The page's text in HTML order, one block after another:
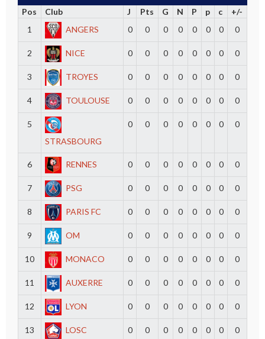
Pos Club J Pts G N P p c
+/-
1
ANGERS 0 0 0 0 0 0 0 0
2 NICE 0 0 0 0 0 0 0 0
3 TROYES 0 0 0 0 0 0 0 0
4 TOULOUSE 0 0 0 0 0 0 0 0
5
STRASBOURG
0 0 0 0 0 0 0 0
6 RENNES 0 0 0 0 0 0 0 0
7 PSG 0 0 0 0 0 0 0 0
8 PARIS FC 0 0 0 0 0 0 0 0
9 OM 0 0 0 0 0 0 0 0
10 MONACO 0 0 0 0 0 0 0 0
11 AUXERRE 0 0 0 0 0 0 0 0
12 LYON 0 0 0 0 0 0 0 0
13 LOSC 0 0 0 0 0 0 0 0